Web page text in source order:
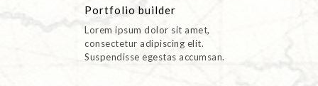
Portfolio builder
Lorem ipsum dolor sit amet,
consectetur adipiscing elit.
Suspendisse egestas accumsan.